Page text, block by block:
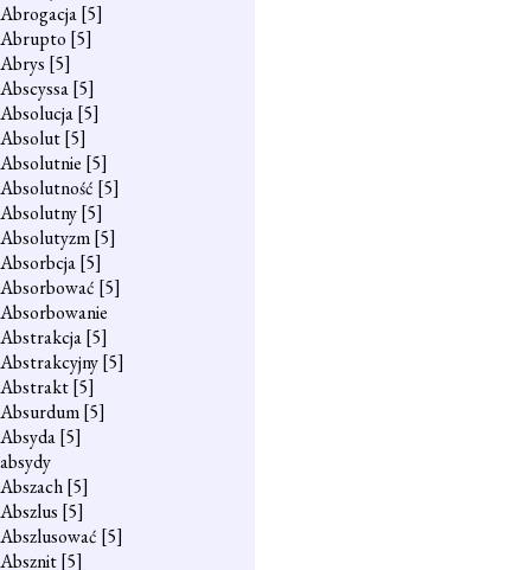
Abrogacja[5]
Abrupto [5]
Abrys [5]
Abscyssa[5]
Absolucja[5]
Absolut[5]
Absolutnie [5]
Absolutność [5]
Absolutny[5]
Absolutyzm[5]
Absorbcja[5]
Absorbować [5]
Absorbowanie
Abstrakcja[5]
Abstrakcyjny[5]
Abstrakt[5]
Absurdum[5]
Absyda[5]
absydy
Abszach[5]
Abszlus [5]
Abszlusować [5]
Absznit[5]